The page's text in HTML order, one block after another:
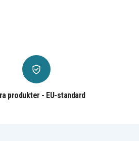
produkter - EU-standard